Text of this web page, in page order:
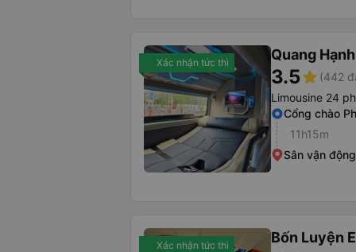
Xác nhận tức thì Quang
3.5star (442
Limousine 24
Cổng chào
11h15m
Sân vận
Xác nhận tức thì Bốn Luyện